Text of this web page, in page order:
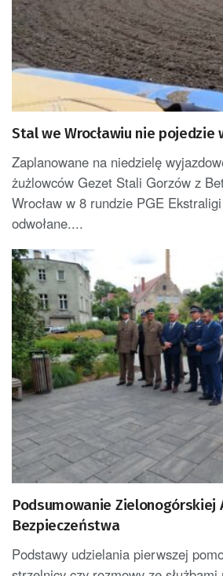
Stal we Wrocławiu nie pojedzie
Zaplanowane na niedzielę
żużlowców Gezet Stali Gorzów z
Wrocław w 8 rundzie PGE
odwołane....
Podsumowanie Zielonogórskiej
Bezpieczeństwa
Podstawy udzielania pierwszej